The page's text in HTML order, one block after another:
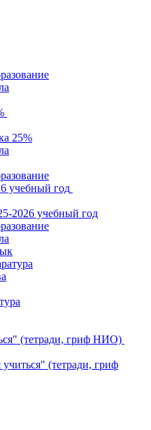
25%
учебный год
2026 учебный год
(тетради, гриф НИО)
(тетради, гриф